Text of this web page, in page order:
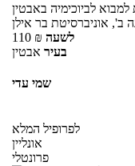
למבוא לביוכימיה באבטין
ב', אוניברסיטת בר אילן
110 ₪ לשעה
בעיר אבטין
שמי עדי
לפרופיל המלא
אונליין
פרונטלי